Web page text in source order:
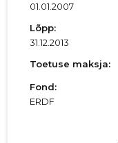
01.01.2007
Lõpp:
31.12.2013
Toetuse maksja:
Fond:
ERDF